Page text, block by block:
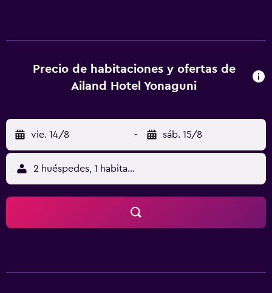
Serivicos de negocios y otros Tendrás acceso a internet
por cable gratis, resguardo de equipaje y lavandería a tu
Ailand HOTEL YONAGUNI, en Yonaguni, disfrutarás unas
vacaciones cerca de la playa, a cinco minutos en auto de
Playa Nanta y Playa de Hikawa. Hospédate en este hotel y
estarás a 3,9 km de Playa Dannu, así como a 4,1 km de
Playa Kataburu. Para Comer En Ailand HOTEL YONAGUNI
tienes un restaurante a tu disposición para comer algo.
Todos los días, de 06:00 a 09:00, se sirve un desayuno
para llevar gratuito. Check-In El Checkin empieza a las
adicional, según la política de la propiedad. Es posible que
Precio de habitaciones y ofertas de
Ailand Hotel Yonaguni
vie. 14/8 - sáb. 15/8
2 huéspedes, 1 habitación